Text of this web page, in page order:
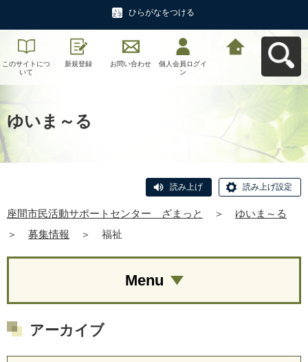
ひらがなをつける
このサイトにつ
いて
新規登録 お問い合わせ
個人会員ログイ
ン
ゆいま～る
読み上げ 読み上げ設定
座間市民活動サポートセンター ざまっと ＞
ゆいま～る
＞
募集情報 ＞ 福祉
Menu
アーカイブ